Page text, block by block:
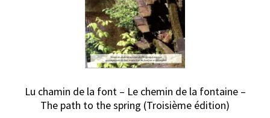
Lu chamin de la font – Le chemin de la fontaine –
The path to the spring (Troisième édition)